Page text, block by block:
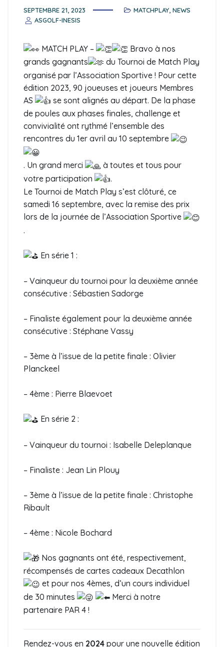
SEPTEMBRE 21, 2023 MATCHPLAY,NEWS
ASGOLF-INESIS
MATCH PLAY –
Bravo à nos
grands gagnants
du Tournoi de Match Play
organisé par l’Association Sportive ! Pour cette
édition 2023, 90 joueuses et joueurs Membres
AS
se sont alignés au départ. De la phase
de poules aux phases finales, challenge et
convivialité ont rythmé l’ensemble des
rencontres du 1er avril au 10 septembre
. Un grand merci
à toutes et tous pour
votre participation
.
Le Tournoi de Match Play s’est clôturé, ce
samedi 16 septembre, avec la remise des prix
lors de la journée de l’Association Sportive
.
En série 1 :
– Vainqueur du tournoi pour la deuxième année
consécutive : Sébastien Sadorge
– Finaliste également pour la deuxième année
consécutive : Stéphane Vassy
– 3ème à l’issue de la petite finale : Olivier
Planckeel
– 4ème : Pierre Blaevoet
En série 2 :
– Vainqueur du tournoi : Isabelle Deleplanque
– Finaliste : Jean Lin Plouy
– 3ème à l’issue de la petite finale : Christophe
Ribault
– 4ème : Nicole Bochard
Nos gagnants ont été, respectivement,
récompensés de cartes cadeaux Decathlon
et pour nos 4èmes, d’un cours individuel
de 30 minutes
Merci à notre
partenaire PAR 4 !
Rendez-vous en 2024 pour une nouvelle édition